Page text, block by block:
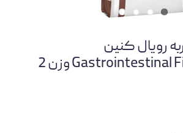
رویال کنین
Gastrointestinal Fibre Response وزن 2